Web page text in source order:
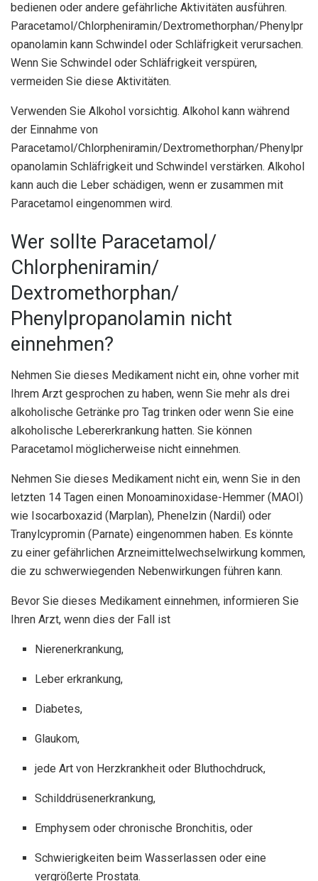
bedienen oder andere gefährliche Aktivitäten ausführen.
Paracetamol/Chlorpheniramin/Dextromethorphan/Phenylpr
opanolamin kann Schwindel oder Schläfrigkeit verursachen.
Wenn Sie Schwindel oder Schläfrigkeit verspüren,
vermeiden Sie diese Aktivitäten.
Verwenden Sie Alkohol vorsichtig. Alkohol kann während
der Einnahme von
Paracetamol/Chlorpheniramin/Dextromethorphan/Phenylpr
opanolamin Schläfrigkeit und Schwindel verstärken. Alkohol
kann auch die Leber schädigen, wenn er zusammen mit
Paracetamol eingenommen wird.
Wer sollte Paracetamol/
Chlorpheniramin/
Dextromethorphan/
Phenylpropanolamin nicht
einnehmen?
Nehmen Sie dieses Medikament nicht ein, ohne vorher mit
Ihrem Arzt gesprochen zu haben, wenn Sie mehr als drei
alkoholische Getränke pro Tag trinken oder wenn Sie eine
alkoholische Lebererkrankung hatten. Sie können
Paracetamol möglicherweise nicht einnehmen.
Nehmen Sie dieses Medikament nicht ein, wenn Sie in den
letzten 14 Tagen einen Monoaminoxidase-Hemmer (MAOI)
wie Isocarboxazid (Marplan), Phenelzin (Nardil) oder
Tranylcypromin (Parnate) eingenommen haben. Es könnte
zu einer gefährlichen Arzneimittelwechselwirkung kommen,
die zu schwerwiegenden Nebenwirkungen führen kann.
Bevor Sie dieses Medikament einnehmen, informieren Sie
Ihren Arzt, wenn dies der Fall ist
Nierenerkrankung,
Leber erkrankung,
Diabetes,
Glaukom,
jede Art von Herzkrankheit oder Bluthochdruck,
Schilddrüsenerkrankung,
Emphysem oder chronische Bronchitis, oder
Schwierigkeiten beim Wasserlassen oder eine
vergrößerte Prostata.